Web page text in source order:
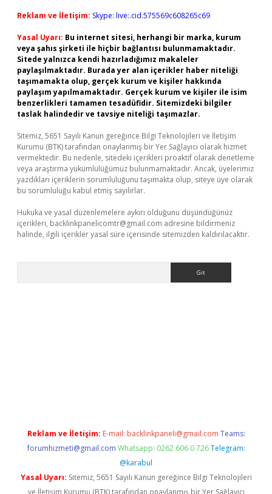
Reklam ve İletişim: Skype: live:.cid.575569c608265c69
Yasal Uyarı: Bu internet sitesi, herhangi bir marka, kurum
veya şahıs şirketi ile hiçbir bağlantısı bulunmamaktadır.
Sitede yalnızca kendi hazırladığımız makaleler
paylaşılmaktadır. Burada yer alan içerikler haber niteliği
taşımamakta olup, gerçek kurum ve kişiler hakkında
paylaşım yapılmamaktadır. Gerçek kurum ve kişiler ile isim
benzerlikleri tamamen tesadüfidir. Sitemizdeki bilgiler
taslak halindedir ve tavsiye niteliği taşımazlar.
Sitemiz, 5651 Sayılı Kanun gereğince Bilgi Teknolojileri ve İletişim
Kurumu (BTK) tarafından onaylanmış bir Yer Sağlayıcı olarak hizmet
vermektedir. Bu nedenle, sitedeki içerikleri proaktif olarak denetleme
veya araştırma yükümlülüğümüz bulunmamaktadır. Ancak, üyelerimiz
yazdıkları içeriklerin sorumluluğunu taşımakta olup, siteye üye olarak
bu sorumluluğu kabul etmiş sayılırlar.
Hukuka ve yasal düzenlemelere aykırı olduğunu düşündüğünüz
içerikleri, backlinkpanelicomtr@gmail.com adresine bildirmeniz
halinde, ilgili içerikler yasal süre içerisinde sitemizden kaldırılacaktır.
Reklam ve İletişim: E-mail: backlinkpaneli@gmail.com Teams:
forumhizmeti@gmail.com Whatsapp: 0262 606 0 726 Telegram:
@karabul
Yasal Uyarı: Sitemiz, 5651 Sayılı Kanun gereğince Bilgi Teknolojileri
ve İletişim Kurumu (BTK) tarafından onaylanmış bir Yer Sağlayıcı